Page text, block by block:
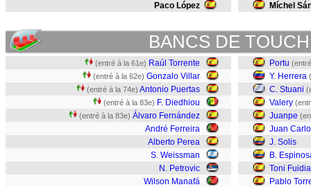
Paco López Míchel
BANCS DE
(entré à la 61e) Raúl Torrente
(entré à la 62e) Gonzalo Villar
(entré à la 74e) Antonio Puertas
(entré à la 83e) F. Diedhiou
(entré à la 83e) Álvaro Fernández
André Ferreira
Alberto Perea
S. Weissman
N. Petrovic
Wilson Manafá
Portu
Y. Herrera
C. Stuani
Valery
Juanpe
Juan
J. Solis
B.
Toni
Pablo